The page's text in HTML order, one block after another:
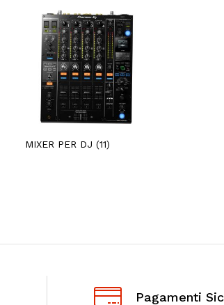
MIXER PER DJ (11)
Pagamenti